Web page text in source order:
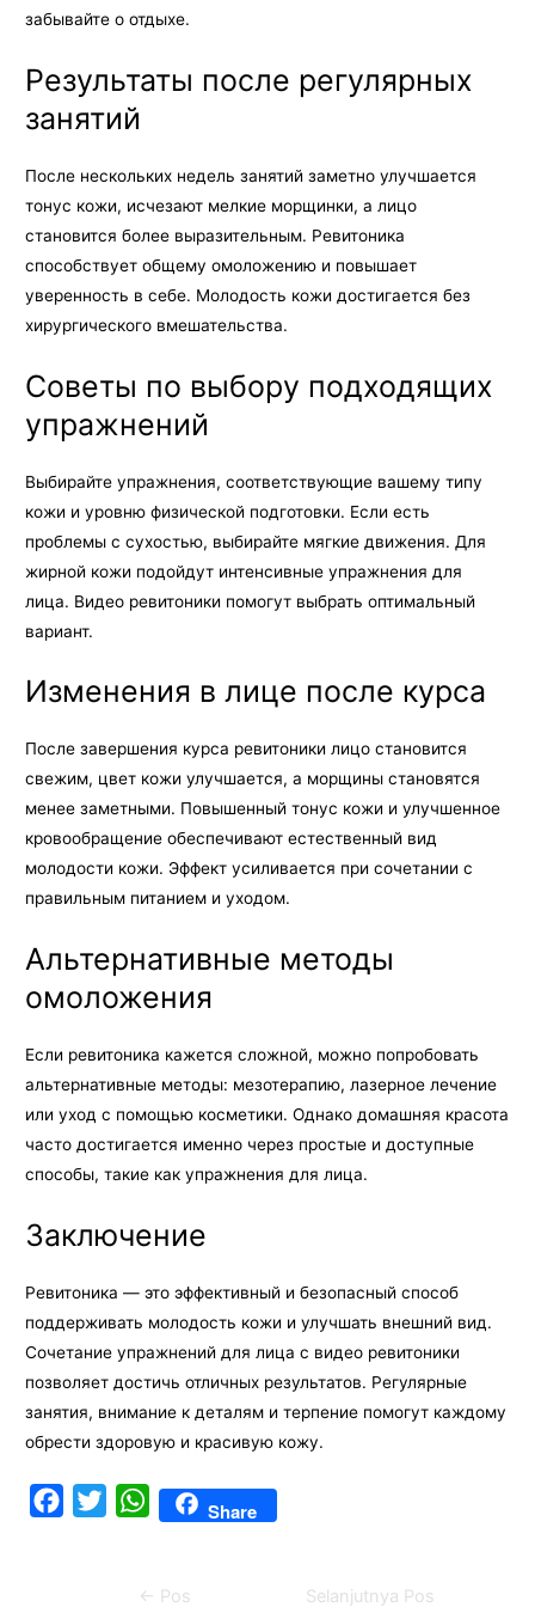
забывайте о отдыхе.
Результаты после регулярных
занятий
После нескольких недель занятий заметно улучшается
тонус кожи, исчезают мелкие морщинки, а лицо
становится более выразительным. Ревитоника
способствует общему омоложению и повышает
уверенность в себе. Молодость кожи достигается без
хирургического вмешательства.
Советы по выбору подходящих
упражнений
Выбирайте упражнения, соответствующие вашему типу
кожи и уровню физической подготовки. Если есть
проблемы с сухостью, выбирайте мягкие движения. Для
жирной кожи подойдут интенсивные упражнения для
лица. Видео ревитоники помогут выбрать оптимальный
вариант.
Изменения в лице после курса
После завершения курса ревитоники лицо становится
свежим, цвет кожи улучшается, а морщины становятся
менее заметными. Повышенный тонус кожи и улучшенное
кровообращение обеспечивают естественный вид
молодости кожи. Эффект усиливается при сочетании с
правильным питанием и уходом.
Альтернативные методы
омоложения
Если ревитоника кажется сложной, можно попробовать
альтернативные методы: мезотерапию, лазерное лечение
или уход с помощью косметики. Однако домашняя красота
часто достигается именно через простые и доступные
способы, такие как упражнения для лица.
Заключение
Ревитоника — это эффективный и безопасный способ
поддерживать молодость кожи и улучшать внешний вид.
Сочетание упражнений для лица с видео ревитоники
позволяет достичь отличных результатов. Регулярные
занятия, внимание к деталям и терпение помогут каждому
обрести здоровую и красивую кожу.
t
Share
Navigasi
← Pos
Selanjutnya Pos